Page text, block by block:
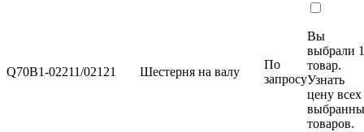
Q70B1-02211/02121 Шестерня на валу
По
запросу
Вы
выбрали 1
товар.
Узнать
цену всех
товаров.